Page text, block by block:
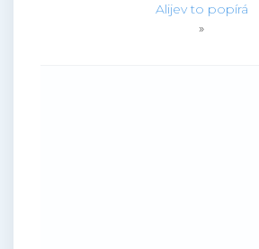
Alijev to popírá
»